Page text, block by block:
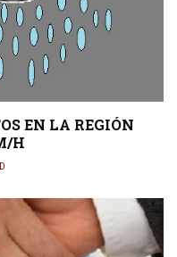
EN LA REGIÓN
H